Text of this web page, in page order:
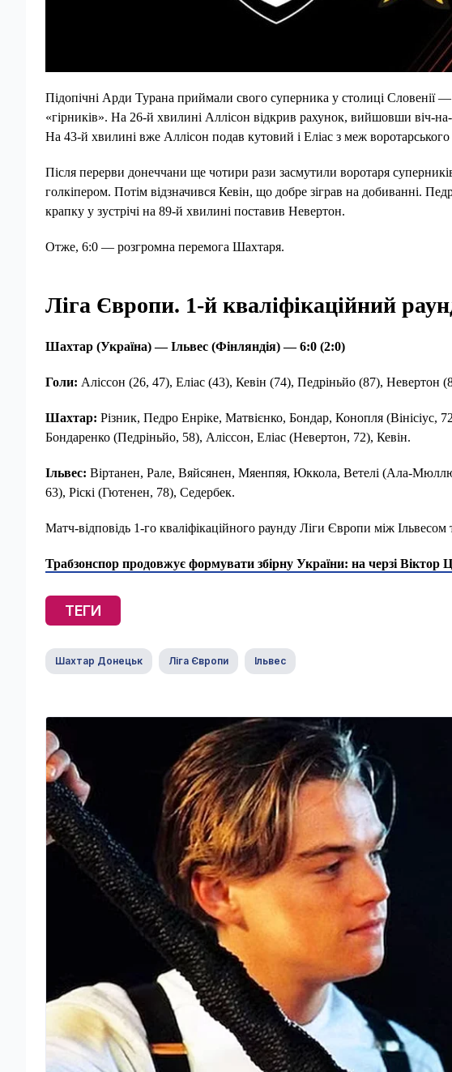
Підопічні Арди Турана приймали свого суперника у столиці Словенії
«гірників». На 26-й хвилині Аллісон відкрив рахунок, вийшовши віч-на-
На 43-й хвилині вже Аллісон подав кутовий і Еліас з меж
Після перерви донеччани ще чотири рази засмутили воротаря
голкіпером. Потім відзначився Кевін, що добре зіграв на добиванні.
крапку у зустрічі на 89-й хвилині поставив Невертон.
Отже, 6:0 — розгромна перемога Шахтаря.
Ліга Європи. 1-й кваліфікаційний
Шахтар (Україна) — Ільвес (Фінляндія) — 6:0 (2:0)
Голи: Аліссон (26, 47), Еліас (43), Кевін (74), Педріньйо (87), Невертон
Шахтар: Різник, Педро Енріке, Матвієнко, Бондар, Конопля
Бондаренко (Педріньйо, 58), Аліссон, Еліас (Невертон, 72), Кевін.
Ільвес: Віртанен, Рале, Вяйсянен, Мяенпяя, Юккола, Ветелі (Ала-
63), Ріскі (Гютенен, 78), Седербек.
Матч-відповідь 1-го кваліфікаційного раунду Ліги Європи між
Трабзонспор продовжує формувати збірну України: на черзі Віктор
ТЕГИ
Шахтар Донецьк Ліга Європи Ільвес